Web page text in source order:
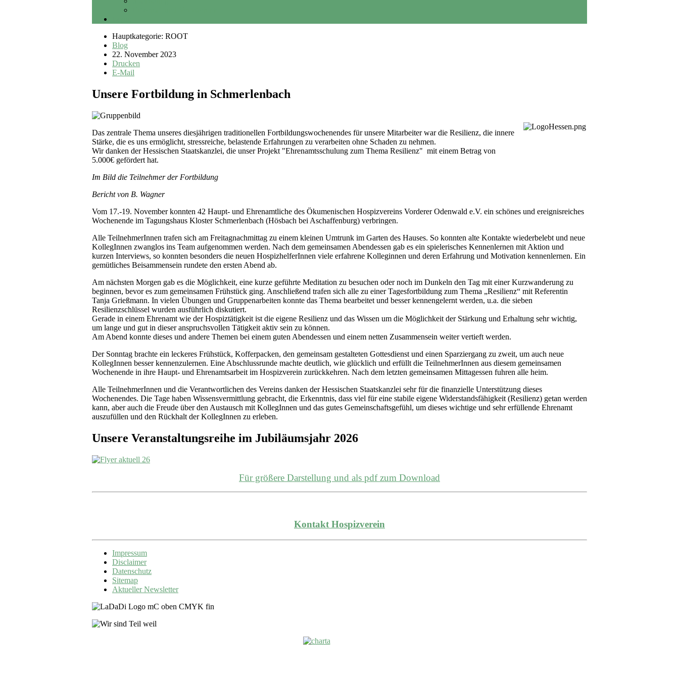
Hauptkategorie: ROOT
Blog
22. November 2023
Drucken
E-Mail
Unsere Fortbildung in Schmerlenbach
Das zentrale Thema unseres diesjährigen traditionellen Fortbildungswochenendes für unsere Mitarbeiter war die Resilienz, die innere
Stärke, die es uns ermöglicht, stressreiche, belastende Erfahrungen zu verarbeiten ohne Schaden zu nehmen.
Wir danken der Hessischen Staatskanzlei, die unser Projekt "Ehrenamtsschulung zum Thema Resilienz" mit einem Betrag von
5.000€ gefördert hat.
Im Bild die Teilnehmer der Fortbildung
Bericht von B. Wagner
Vom 17.-19. November konnten 42 Haupt- und Ehrenamtliche des Ökumenischen Hospizvereins Vorderer Odenwald e.V. ein schönes und ereignisreiches
Wochenende im Tagungshaus Kloster Schmerlenbach (Hösbach bei Aschaffenburg) verbringen.
Alle TeilnehmerInnen trafen sich am Freitagnachmittag zu einem kleinen Umtrunk im Garten des Hauses. So konnten alte Kontakte wiederbelebt und neue
KollegInnen zwanglos ins Team aufgenommen werden. Nach dem gemeinsamen Abendessen gab es ein spielerisches Kennenlernen mit Aktion und
kurzen Interviews, so konnten besonders die neuen HospizhelferInnen viele erfahrene Kolleginnen und deren Erfahrung und Motivation kennenlernen. Ein
gemütliches Beisammensein rundete den ersten Abend ab.
Am nächsten Morgen gab es die Möglichkeit, eine kurze geführte Meditation zu besuchen oder noch im Dunkeln den Tag mit einer Kurzwanderung zu
beginnen, bevor es zum gemeinsamen Frühstück ging. Anschließend trafen sich alle zu einer Tagesfortbildung zum Thema „Resilienz“ mit Referentin
Tanja Grießmann. In vielen Übungen und Gruppenarbeiten konnte das Thema bearbeitet und besser kennengelernt werden, u.a. die sieben
Resilienzschlüssel wurden ausführlich diskutiert.
Gerade in einem Ehrenamt wie der Hospiztätigkeit ist die eigene Resilienz und das Wissen um die Möglichkeit der Stärkung und Erhaltung sehr wichtig,
um lange und gut in dieser anspruchsvollen Tätigkeit aktiv sein zu können.
Am Abend konnte dieses und andere Themen bei einem guten Abendessen und einem netten Zusammensein weiter vertieft werden.
Der Sonntag brachte ein leckeres Frühstück, Kofferpacken, den gemeinsam gestalteten Gottesdienst und einen Sparziergang zu zweit, um auch neue
KollegInnen besser kennenzulernen. Eine Abschlussrunde machte deutlich, wie glücklich und erfüllt die TeilnehmerInnen aus diesem gemeinsamen
Wochenende in ihre Haupt- und Ehrenamtsarbeit im Hospizverein zurückkehren. Nach dem letzten gemeinsamen Mittagessen fuhren alle heim.
Alle TeilnehmerInnen und die Verantwortlichen des Vereins danken der Hessischen Staatskanzlei sehr für die finanzielle Unterstützung dieses
Wochenendes. Die Tage haben Wissensvermittlung gebracht, die Erkenntnis, dass viel für eine stabile eigene Widerstandsfähigkeit (Resilienz) getan werden
kann, aber auch die Freude über den Austausch mit KollegInnen und das gutes Gemeinschaftsgefühl, um dieses wichtige und sehr erfüllende Ehrenamt
auszufüllen und den Rückhalt der KollegInnen zu erleben.
Unsere Veranstaltungsreihe im Jubiläumsjahr 2026
Für größere Darstellung und als pdf zum Download
Kontakt Hospizverein
Impressum
Disclaimer
Datenschutz
Sitemap
Aktueller Newsletter